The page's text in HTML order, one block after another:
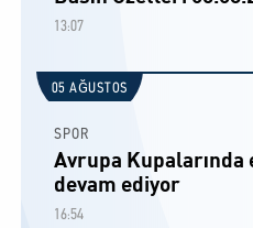
13:07
05 AĞUSTOS
SPOR
Avrupa Kupalarında
devam ediyor
16:54